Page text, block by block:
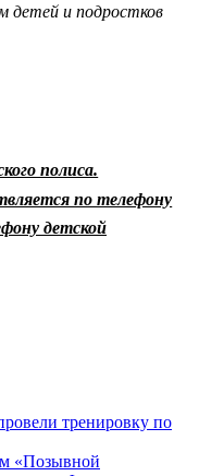
детей и подростков
полиса.
по телефону
детской
тренировку по
«Позывной